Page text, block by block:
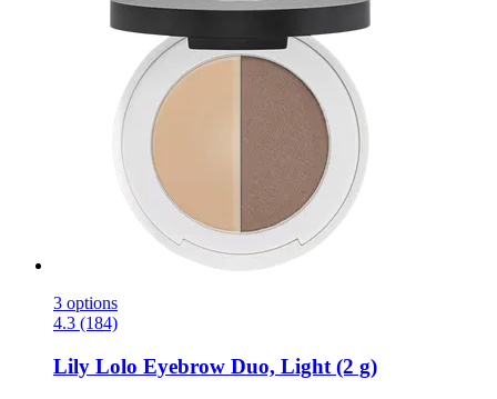
3 options
4.3 (184)
Lily Lolo Eyebrow Duo, Light (2 g)